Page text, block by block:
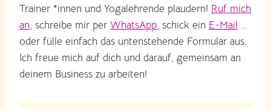
Trainer *innen und Yogalehrende plaudern! Ruf mich
an, schreibe mir per WhatsApp, schick ein E-Mail …
oder fülle einfach das untenstehende Formular aus.
Ich freue mich auf dich und darauf, gemeinsam an
deinem Business zu arbeiten!